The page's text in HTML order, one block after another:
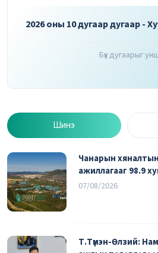
2026 оны 10 дугаар дугаар -
Бүх дугаарыг
Шинэ
Чанарын хяналтын
ажиллагааг 98.9
07/08/2026
Т.Түмэн-Өлзий: